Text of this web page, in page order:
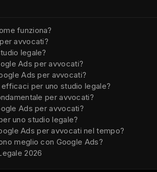
funziona?
avvocati?
legale?
Ads per avvocati?
Ads per avvocati?
per uno studio legale?
per avvocati?
Ads per avvocati?
uno studio legale?
Ads per avvocati nel tempo?
meglio con Google Ads?
2026